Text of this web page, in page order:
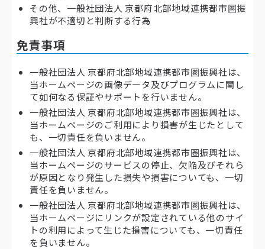
その他、一般社団法人 京都府北部地域連携都市圏振
興社が不適切と判断する行為
免責事項
一般社団法人 京都府北部地域連携都市圏振興社は、
当ホームページの画像データ及びプログラムに関し
て如何なる保証やサポートを行いません。
一般社団法人 京都府北部地域連携都市圏振興社は、
当ホームページのご利用により損害が生じたとして
も、一切責任を負いません。
一般社団法人 京都府北部地域連携都市圏振興社は、
当ホームページのサービスの停止、欠陥及びそれら
が原因となり発生した損失や損害についても、一切
責任を負いません。
一般社団法人 京都府北部地域連携都市圏振興社は、
当ホームページにリンクが設定されている他のサイ
トの利用によって生じた損害についても、一切責任
を負いません。